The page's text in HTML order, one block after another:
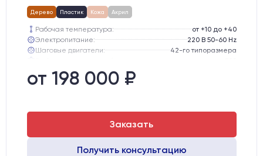
Дерево Пластик Кожа Акрил
Рабочая температура:
от +10 до +40
Электропитание:
220 В 50-60 Hz
Шаговые двигатели:
42-го типоразмера
Направляющие оси Y:
Направляющие оси Х:
от 198 000 ₽
Заказать
Получить консультацию